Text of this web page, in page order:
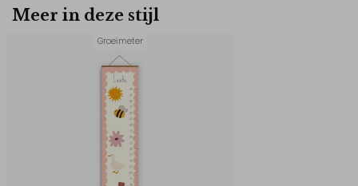
Meer in deze stijl
Groeimeter